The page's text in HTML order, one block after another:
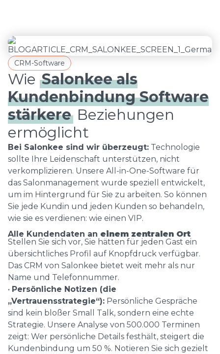
CRM-Software
Wie Salonkee als
Kundenbindung Software
stärkere Beziehungen
ermöglicht
Bei Salonkee sind wir überzeugt: Technologie
sollte Ihre Leidenschaft unterstützen, nicht
verkomplizieren. Unsere All-in-One-Software für
das Salonmanagement wurde speziell entwickelt,
um im Hintergrund für Sie zu arbeiten. So können
Sie jede Kundin und jeden Kunden so behandeln,
wie sie es verdienen: wie einen VIP.
Alle Kundendaten an einem zentralen Ort
Stellen Sie sich vor, Sie hätten für jeden Gast ein
übersichtliches Profil auf Knopfdruck verfügbar.
Das CRM von Salonkee bietet weit mehr als nur
Name und Telefonnummer.
• Persönliche Notizen (die
„Vertrauensstrategie“): Persönliche Gespräche
sind kein bloßer Small Talk, sondern eine echte
Strategie. Unsere Analyse von 500.000 Terminen
zeigt: Wer persönliche Details festhält, steigert die
Kundenbindung um 50 %. Notieren Sie sich gezielt